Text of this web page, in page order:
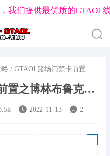
供最优质的GTAOL线
局建立工具 GTA洛圣都兴趣
/ GTAOL赌场门禁卡前置之
置之博林布鲁克监
2022-11-13 2